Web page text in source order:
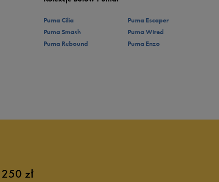
Puma Cilia
Puma Smash
Puma Rebound
Puma Escaper
Puma Wired
Puma Enzo
zł